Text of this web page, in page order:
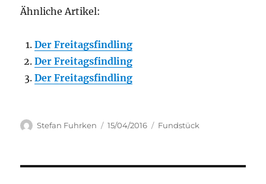
Ähnliche Artikel:
Der Freitagsfindling
Der Freitagsfindling
Der Freitagsfindling
Author
Stefan Fuhrken
Posted
15/04/2016 Categories
Fundstück